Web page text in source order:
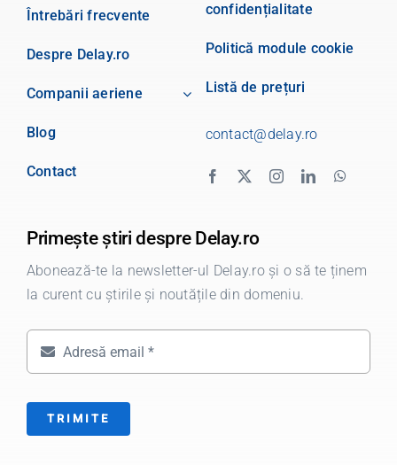
Întrebări frecvente
Despre Delay.ro
Companii aeriene
Blog
Contact
confidențialitate
Politică module cookie
Listă de prețuri
contact@delay.ro
Primește știri despre Delay.ro
Abonează-te la newsletter-ul Delay.ro și o să te ținem
la curent cu știrile și noutățile din domeniu.
TRIMITE